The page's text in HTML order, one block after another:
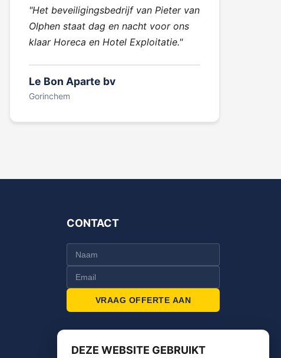
"Het beveiligingsbedrijf van Pieter van
Olphen staat dag en nacht voor ons
klaar Horeca en Hotel Exploitatie."
Le Bon Aparte bv
Gorinchem
CONTACT
VRAAG OFFERTE AAN
DEZE WEBSITE GEBRUIKT